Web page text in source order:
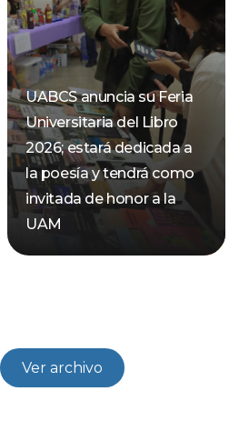
UABCS anuncia su Feria
Universitaria del Libro
2026; estará dedicada a
la poesía y tendrá como
invitada de honor a la
UAM
Ver archivo